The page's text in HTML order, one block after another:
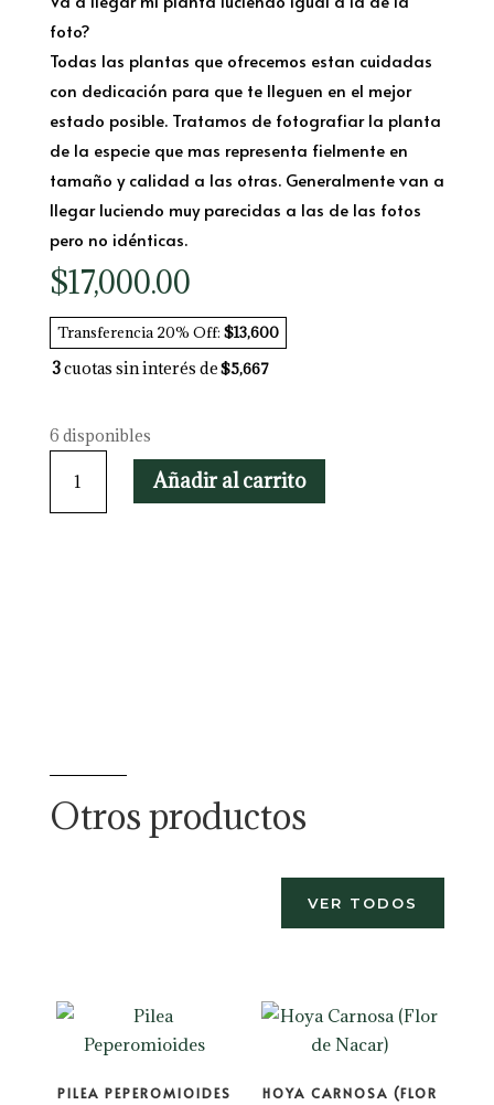
foto?
Todas las plantas que ofrecemos estan cuidadas
con dedicación para que te lleguen en el mejor
estado posible. Tratamos de fotografiar la planta
de la especie que mas representa fielmente en
tamaño y calidad a las otras. Generalmente van a
llegar luciendo muy parecidas a las de las fotos
pero no idénticas.
$17,000.00
Transferencia 20% Off: $13,600
3cuotas sin interés de$5,667
6 disponibles
Tradescantia
Spathacea
cantidad
Añadir al carrito
Otros productos
VER TODOS
PILEA PEPEROMIOIDES
HOYA CARNOSA (FLOR